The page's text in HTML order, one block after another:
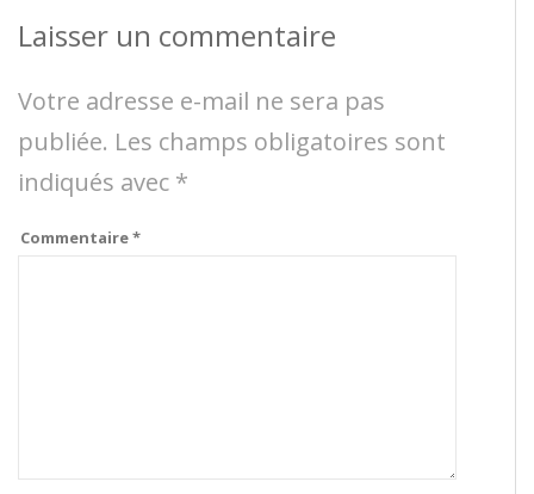
Laisser un commentaire
Votre adresse e-mail ne sera pas
publiée. Les champs obligatoires sont
indiqués avec *
Commentaire*